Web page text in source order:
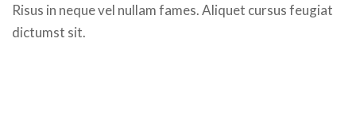
Risus in neque vel nullam fames. Aliquet cursus feugiat
dictumst sit.